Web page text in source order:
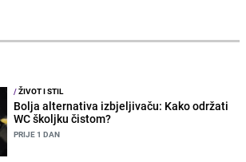
/ŽIVOT I STIL
Bolja alternativa izbjeljivaču: Kako održati
WC školjku čistom?
PRIJE 1 DAN